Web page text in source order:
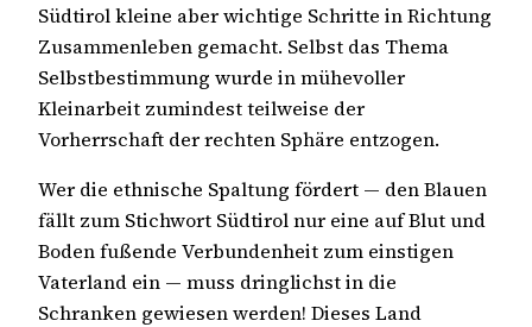
Südtirol kleine aber wichtige Schritte in Richtung
Zusammenleben gemacht. Selbst das Thema
Selbstbestimmung wurde in mühevoller
Kleinarbeit zumindest teilweise der
Vorherrschaft der rechten Sphäre entzogen.
Wer die ethnische Spaltung fördert — den Blauen
fällt zum Stichwort Südtirol nur eine auf Blut und
Boden fußende Verbundenheit zum einstigen
Vaterland ein — muss dringlichst in die
Schranken gewiesen werden! Dieses Land